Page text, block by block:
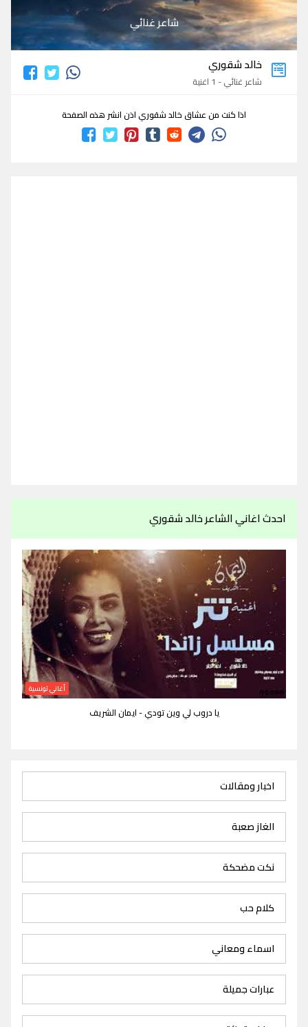
شاعر غنائي
خالد شقوري
شاعر غنائي - 1 اغنية
اذا كنت من عشاق خالد شقوري اذن انشر هذه الصفحة
احدث اغاني الشاعر خالد شقوري
أغاني تونسية
يا دروب لي وين تودي - ايمان الشريف
اخبار ومقالات
الغاز صعبة
نكت مضحكة
كلام حب
اسماء ومعاني
عبارات جميلة